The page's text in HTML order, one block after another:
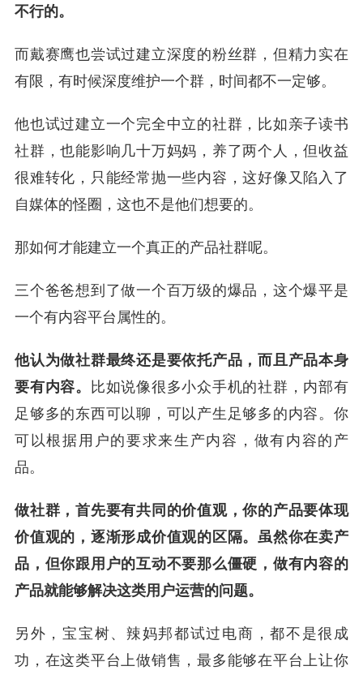
不行的。
而戴赛鹰也尝试过建立深度的粉丝群，但精力实在
有限，有时候深度维护一个群，时间都不一定够。
他也试过建立一个完全中立的社群，比如亲子读书
社群，也能影响几十万妈妈，养了两个人，但收益
很难转化，只能经常抛一些内容，这好像又陷入了
自媒体的怪圈，这也不是他们想要的。
那如何才能建立一个真正的产品社群呢。
三个爸爸想到了做一个百万级的爆品，这个爆平是
一个有内容平台属性的。
他认为做社群最终还是要依托产品，而且产品本身
要有内容。
比如说像很多小众手机的社群，内部有
足够多的东西可以聊，可以产生足够多的内容。你
可以根据用户的要求来生产内容，做有内容的产
品。
做社群，首先要有共同的价值观，你的产品要体现
价值观的，逐渐形成价值观的区隔。虽然你在卖产
品，但你跟用户的互动不要那么僵硬，做有内容的
产品就能够解决这类用户运营的问题。
另外，宝宝树、辣妈邦都试过电商，都不是很成
功，在这类平台上做销售，最多能够在平台上让你